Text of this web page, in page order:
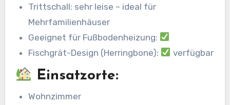
Trittschall: sehr leise – ideal für
Mehrfamilienhäuser
Geeignet für Fußbodenheizung:
Fischgrät-Design (Herringbone):
verfügbar
Einsatzorte:
Wohnzimmer